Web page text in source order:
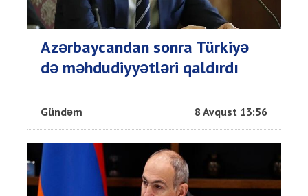
Azərbaycandan sonra Türkiyə
də məhdudiyyətləri qaldırdı
Gündəm 8 Avqust 13:56